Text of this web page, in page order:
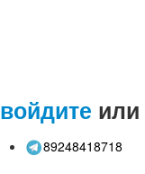
войдите или
89248418718